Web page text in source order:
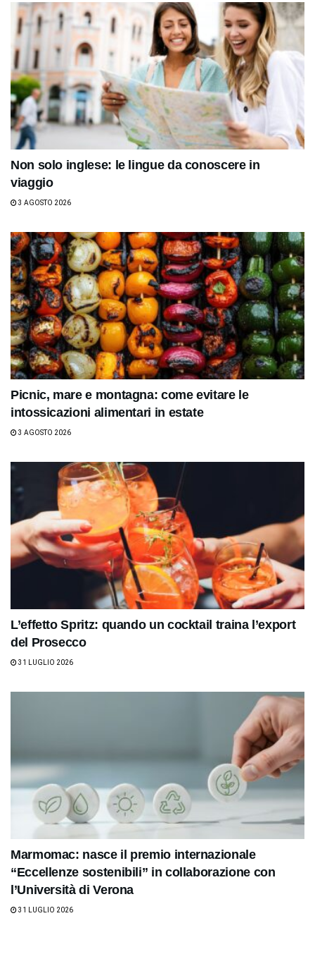
Non solo inglese: le lingue da conoscere in
viaggio
3 AGOSTO 2026
Picnic, mare e montagna: come evitare le
intossicazioni alimentari in estate
3 AGOSTO 2026
L’effetto Spritz: quando un cocktail traina l’export
del Prosecco
31 LUGLIO 2026
Marmomac: nasce il premio internazionale
“Eccellenze sostenibili” in collaborazione con
l’Università di Verona
31 LUGLIO 2026